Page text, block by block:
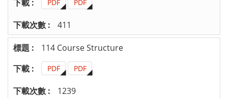
PDF PDF
411
114 Course Structure
PDF PDF
1239